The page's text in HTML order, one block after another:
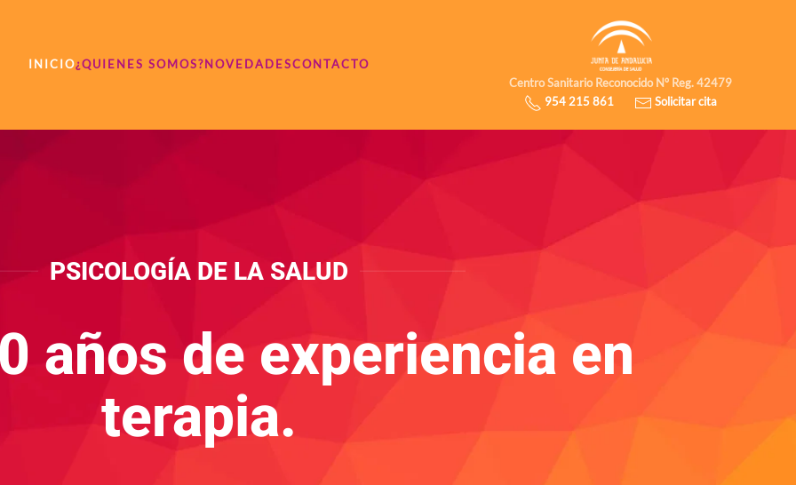
INICIO¿QUIENES SOMOS?NOVEDADESCONTACTO
Centro Sanitario Reconocido Nº Reg. 42479
954 215 861
Solicitar cita
PSICOLOGÍA DE LA SALUD
años de experiencia en
terapia.